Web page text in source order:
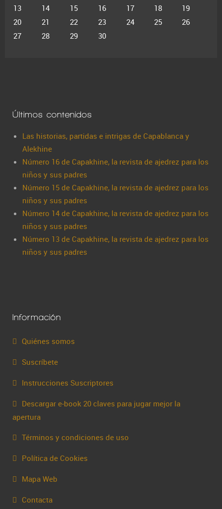
13
14 15 16 17 18
19
20
21 22 23 24 25
26
27
28 29 30
Últimos contenidos
Las historias, partidas e intrigas de Capablanca y
Alekhine
Número 16 de Capakhine, la revista de ajedrez para los
niños y sus padres
Número 15 de Capakhine, la revista de ajedrez para los
niños y sus padres
Número 14 de Capakhine, la revista de ajedrez para los
niños y sus padres
Número 13 de Capakhine, la revista de ajedrez para los
niños y sus padres
Información
Quiénes somos
Suscríbete
Instrucciones Suscriptores
Descargar e-book 20 claves para jugar mejor la
apertura
Términos y condiciones de uso
Política de Cookies
Mapa Web
Contacta